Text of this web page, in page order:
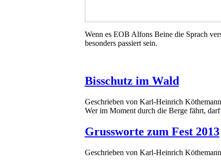
Wenn es EOB Alfons Beine die Sprach
besonders passiert sein.
Bisschutz im Wald
Geschrieben von Karl-Heinrich Köthemann
Wer im Moment durch die Berge fährt,
Grussworte zum Fest 2013
Geschrieben von Karl-Heinrich Köthemann